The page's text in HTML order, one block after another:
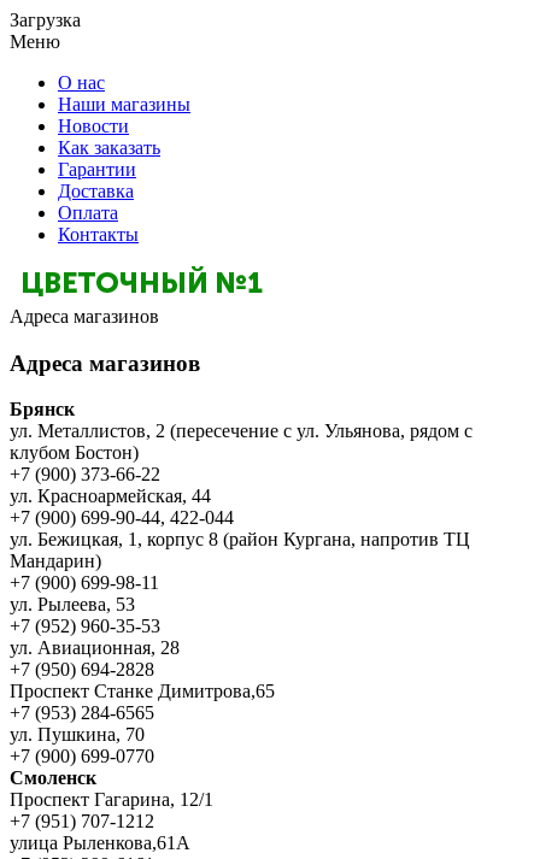
Загрузка
Меню
О нас
Наши магазины
Новости
Как заказать
Гарантии
Доставка
Оплата
Контакты
Адреса магазинов
Адреса магазинов
Брянск
ул. Металлистов, 2 (пересечение с ул. Ульянова, рядом с
клубом Бостон)
+7 (900) 373-66-22
ул. Красноармейская, 44
+7 (900) 699-90-44, 422-044
ул. Бежицкая, 1, корпус 8 (район Кургана, напротив ТЦ
Мандарин)
+7 (900) 699-98-11
ул. Рылеева, 53
+7 (952) 960-35-53
ул. Авиационная, 28
+7 (950) 694-2828
Проспект Станке Димитрова,65
+7 (953) 284-6565
ул. Пушкина, 70
+7 (900) 699-0770
Смоленск
Проспект Гагарина, 12/1
+7 (951) 707-1212
улица Рыленкова,61А